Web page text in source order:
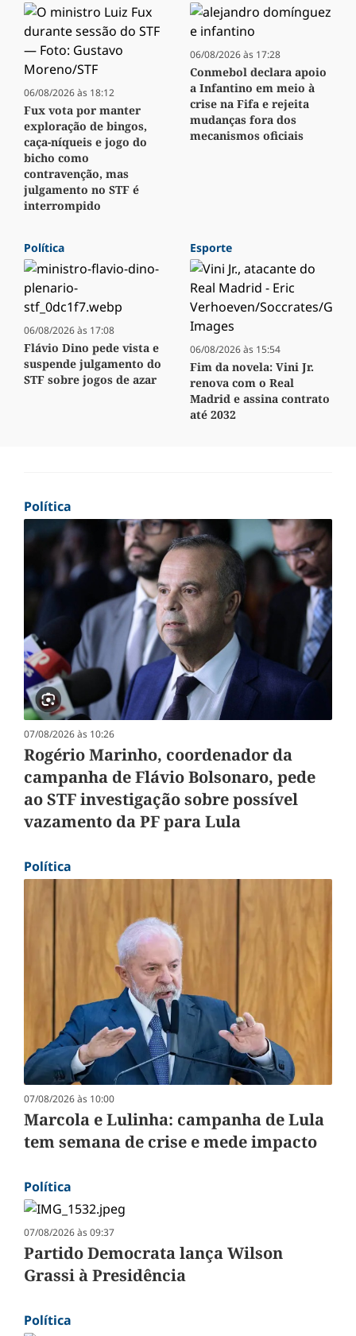
06/08/2026 às 18:12
Fux vota por manter
exploração de bingos,
caça-níqueis e jogo do
bicho como
contravenção, mas
julgamento no STF é
interrompido
06/08/2026 às 17:28
Conmebol declara apoio
a Infantino em meio à
crise na Fifa e rejeita
mudanças fora dos
mecanismos oficiais
Política
06/08/2026 às 17:08
Flávio Dino pede vista e
suspende julgamento do
STF sobre jogos de azar
Esporte
06/08/2026 às 15:54
Fim da novela: Vini Jr.
renova com o Real
Madrid e assina contrato
até 2032
Política
07/08/2026 às 10:26
Rogério Marinho, coordenador da
campanha de Flávio Bolsonaro, pede
ao STF investigação sobre possível
vazamento da PF para Lula
Política
07/08/2026 às 10:00
Marcola e Lulinha: campanha de Lula
tem semana de crise e mede impacto
Política
07/08/2026 às 09:37
Partido Democrata lança Wilson
Grassi à Presidência
Política